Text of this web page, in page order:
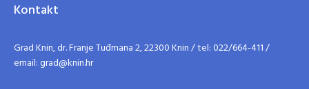
Kontakt
Grad Knin, dr. Franje Tuđmana 2, 22300 Knin / tel: 022/664-411 /
email: grad@knin.hr